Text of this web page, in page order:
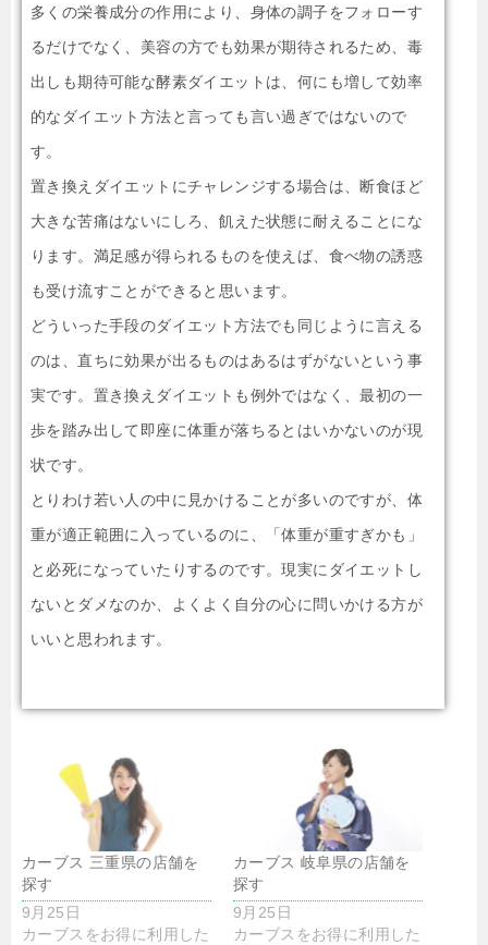
多くの栄養成分の作用により、身体の調子をフォローす
るだけでなく、美容の方でも効果が期待されるため、毒
出しも期待可能な酵素ダイエットは、何にも増して効率
的なダイエット方法と言っても言い過ぎではないので
す。
置き換えダイエットにチャレンジする場合は、断食ほど
大きな苦痛はないにしろ、飢えた状態に耐えることにな
ります。満足感が得られるものを使えば、食べ物の誘惑
も受け流すことができると思います。
どういった手段のダイエット方法でも同じように言える
のは、直ちに効果が出るものはあるはずがないという事
実です。置き換えダイエットも例外ではなく、最初の一
歩を踏み出して即座に体重が落ちるとはいかないのが現
状です。
とりわけ若い人の中に見かけることが多いのですが、体
重が適正範囲に入っているのに、「体重が重すぎかも」
と必死になっていたりするのです。現実にダイエットし
ないとダメなのか、よくよく自分の心に問いかける方が
いいと思われます。
カーブス 三重県の店舗を
探す
9月25日
カーブスをお得に利用した
カーブス 岐阜県の店舗を
探す
9月25日
カーブスをお得に利用した